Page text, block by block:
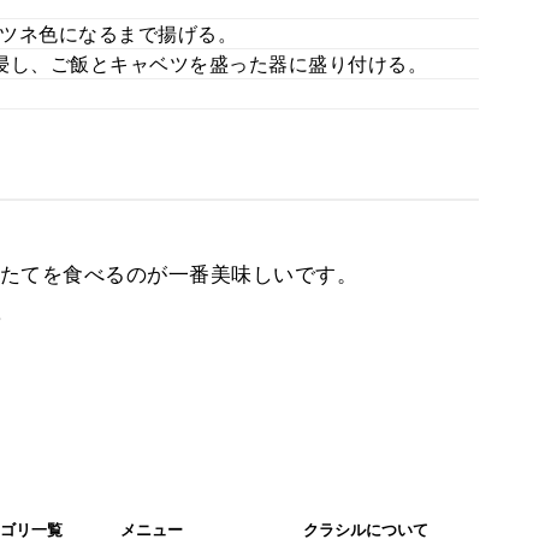
ネ色になるまで揚げる。
、ご飯とキャベツを盛った器に盛り付ける。
てを食べるのが一番美味しいです。
リ一覧 メニュー クラシルについて